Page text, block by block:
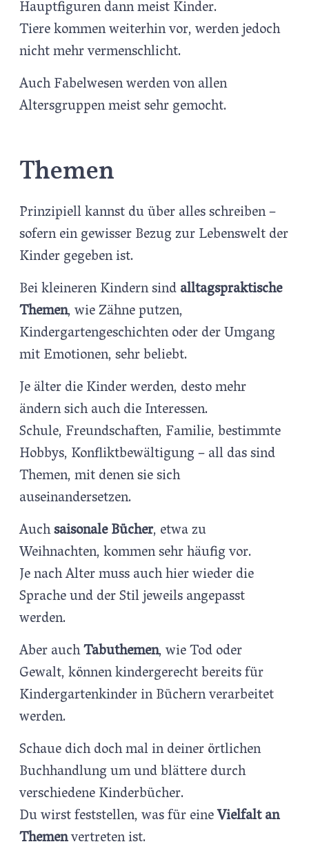
Hauptfiguren dann meist Kinder.
Tiere kommen weiterhin vor, werden jedoch
nicht mehr vermenschlicht.
Auch Fabelwesen werden von allen
Altersgruppen meist sehr gemocht.
Themen
Prinzipiell kannst du über alles schreiben –
sofern ein gewisser Bezug zur Lebenswelt der
Kinder gegeben ist.
Bei kleineren Kindern sindalltagspraktische
Themen, wie Zähne putzen,
Kindergartengeschichten oder der Umgang
mit Emotionen, sehr beliebt.
Je älter die Kinder werden, desto mehr
ändern sich auch die Interessen.
Schule, Freundschaften, Familie, bestimmte
Hobbys, Konfliktbewältigung – all das sind
Themen, mit denen sie sich
auseinandersetzen.
Auchsaisonale Bücher, etwa zu
Weihnachten, kommen sehr häufig vor.
Je nach Alter muss auch hier wieder die
Sprache und der Stil jeweils angepasst
werden.
Aber auchTabuthemen, wie Tod oder
Gewalt, können kindergerecht bereits für
Kindergartenkinder in Büchern verarbeitet
werden.
Schaue dich doch mal in deiner örtlichen
Buchhandlung um und blättere durch
verschiedene Kinderbücher.
Du wirst feststellen, was für eineVielfalt an
Themenvertreten ist.